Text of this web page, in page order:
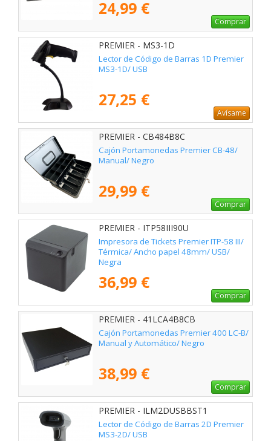
24,99 €
Comprar
PREMIER - MS3-1D
Lector de Código de Barras 1D Premier
MS3-1D/ USB
27,25 €
Avísame
PREMIER - CB484B8C
Cajón Portamonedas Premier CB-48/
Manual/ Negro
29,99 €
Comprar
PREMIER - ITP58III90U
Impresora de Tickets Premier ITP-58 III/
Térmica/ Ancho papel 48mm/ USB/
Negra
36,99 €
Comprar
PREMIER - 41LCA4B8CB
Cajón Portamonedas Premier 400 LC-B/
Manual y Automático/ Negro
38,99 €
Comprar
PREMIER - ILM2DUSBBST1
Lector de Código de Barras 2D Premier
MS3-2D/ USB